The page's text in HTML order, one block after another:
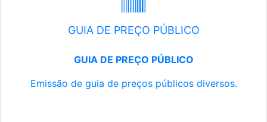
GUIA DE PREÇO PÚBLICO
GUIA DE PREÇO PÚBLICO
Emissão de guia de preços públicos diversos.